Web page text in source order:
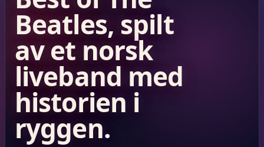
Beatles, spilt
av et norsk
liveband med
historien i
ryggen.